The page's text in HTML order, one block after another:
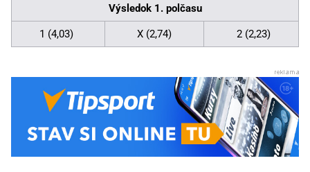
Výsledok 1. polčasu
1 (4,03) X (2,74) 2 (2,23)